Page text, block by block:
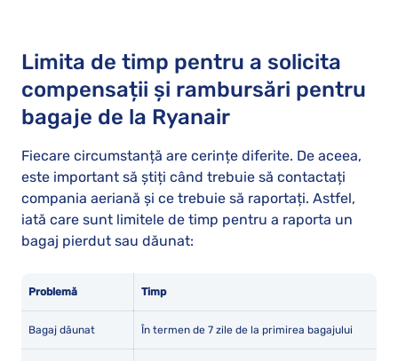
Limita de timp pentru a solicita
compensații și rambursări pentru
bagaje de la Ryanair
Fiecare circumstanță are cerințe diferite. De aceea,
este important să știți când trebuie să contactați
compania aeriană și ce trebuie să raportați. Astfel,
iată care sunt limitele de timp pentru a raporta un
bagaj pierdut sau dăunat:
Problemă Timp
Bagaj dăunat În termen de 7 zile de la primirea bagajului